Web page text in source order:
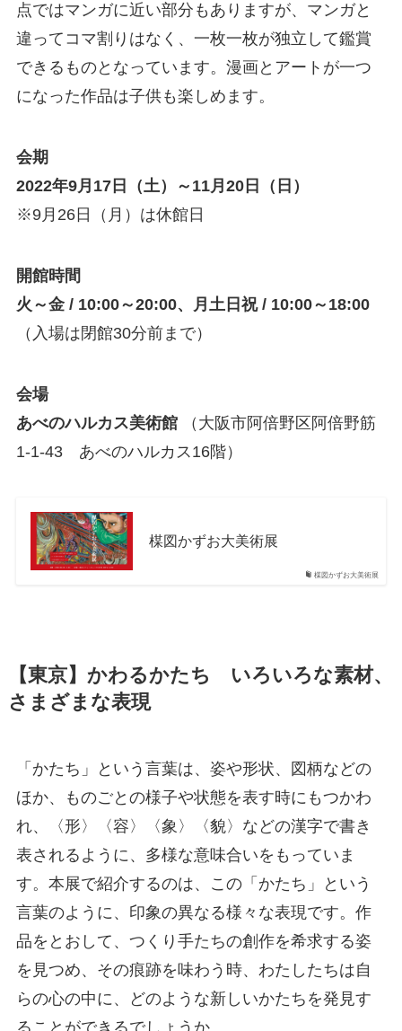
点ではマンガに近い部分もありますが、マンガと
違ってコマ割りはなく、一枚一枚が独立して鑑賞
できるものとなっています。漫画とアートが一つ
になった作品は子供も楽しめます。
会期
2022年9月17日（土）～11月20日（日）
※9月26日（月）は休館日
開館時間
火～金 / 10:00～20:00、月土日祝 / 10:00～18:00
（入場は閉館30分前まで）
会場
あべのハルカス美術館
（大阪市阿倍野区阿倍野筋
1-1-43 あべのハルカス16階）
楳図かずお大美術展
楳図かずお大美術展
【東京】 かわるかたち いろいろな素材、
さまざまな表現
「かたち」という言葉は、姿や形状、図柄などの
ほか、ものごとの様子や状態を表す時にもつかわ
れ、〈形〉〈容〉〈象〉〈貌〉などの漢字で書き
表されるように、多様な意味合いをもっていま
す。本展で紹介するのは、この「かたち」という
言葉のように、印象の異なる様々な表現です。作
品をとおして、つくり手たちの創作を希求する姿
を見つめ、その痕跡を味わう時、わたしたちは自
らの心の中に、どのような新しいかたちを発見す
ることができるでしょうか。